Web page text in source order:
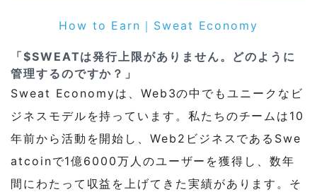
How to Earn｜Sweat Economy
「$SWEATは発行上限がありません。どのように
管理するのですか？」
Sweat Economyは、Web3の中でもユニークなビ
ジネスモデルを持っています。私たちのチームは10
年前から活動を開始し、Web2ビジネスであるSwe
atcoinで1億6000万人のユーザーを獲得し、数年
間にわたって収益を上げてきた実績があります。そ